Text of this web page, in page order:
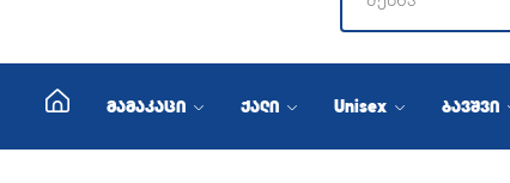
მამაკაცი ქალი Unisex ბავშვი